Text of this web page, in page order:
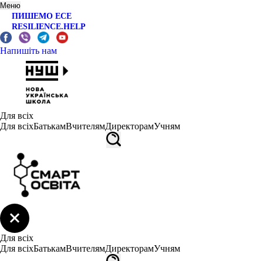
Меню
ПИШЕМО ЕСЕ
RESILIENCE.HELP
Напишіть нам
Для всіх
Для всіхБатькамВчителямДиректорамУчням
Для всіх
Для всіхБатькамВчителямДиректорамУчням